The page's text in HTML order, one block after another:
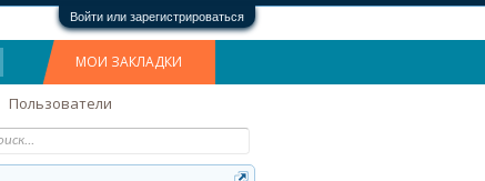
Войти или зарегистрироваться
МОИ ЗАКЛАДКИ
Пользователи